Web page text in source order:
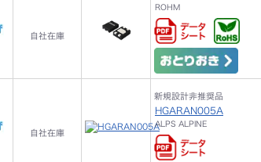
自社在庫
ROHM
自社在庫
新規設計非推奨品
HGARAN005A
ALPS ALPINE